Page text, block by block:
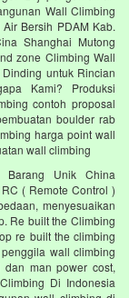
Wall Climbing
Bersih PDAM Kab.
Shanghai Mutong
zone Climbing Wall
untuk Rincian
Kami? Produksi
contoh proposal
boulder rab
harga point wall
wall climbing
Unik China
( Remote Control )
menyesuaikan
Re built the Climbing
re built the climbing
wall climbing
man power cost,
Di Indonesia